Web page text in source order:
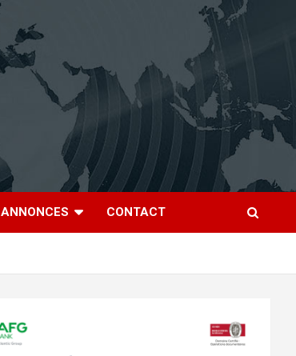
ANNONCES CONTACT